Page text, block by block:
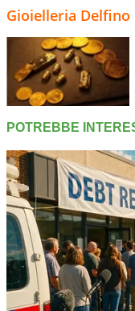
Gioielleria Delfino